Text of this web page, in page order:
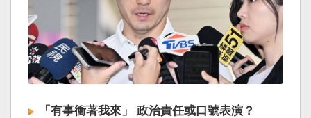
「有事衝著我來」 政治責任或口號表演？